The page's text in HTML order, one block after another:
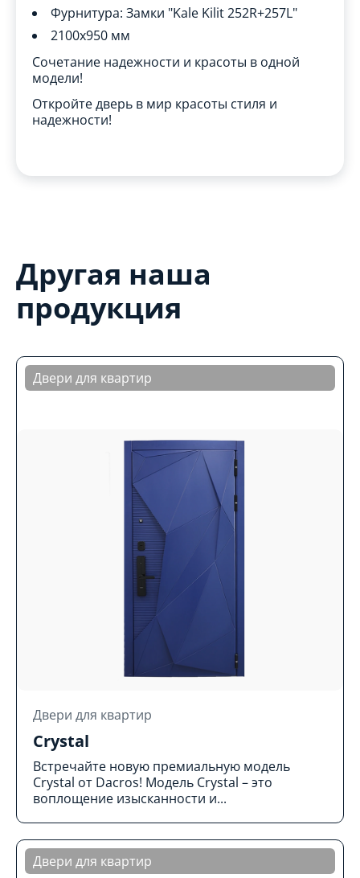
Фурнитура: Замки "Kale Kilit 252R+257L"
2100x950 мм
Сочетание надежности и красоты в одной
модели!
Откройте дверь в мир красоты стиля и
надежности!
Другая наша
продукция
Двери для квартир
Двери для квартир
Crystal
Встречайте новую премиальную модель
Crystal от Dacros! Модель Crystal – это
воплощение изысканности и...
Двери для квартир